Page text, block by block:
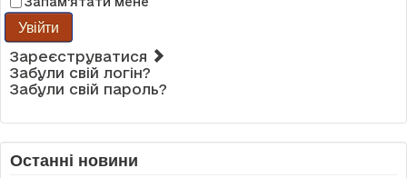
Увійти
Зареєструватися
Забули свій логін?
Забули свій пароль?
Останні новини